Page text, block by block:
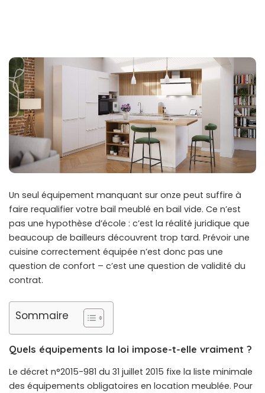
Un seul équipement manquant sur onze peut suffire à
faire requalifier votre bail meublé en bail vide. Ce n’est
pas une hypothèse d’école : c’est la réalité juridique que
beaucoup de bailleurs découvrent trop tard. Prévoir une
cuisine correctement équipée n’est donc pas une
question de confort – c’est une question de validité du
contrat.
Sommaire
Quels équipements la loi impose-t-elle vraiment ?
Le décret n°2015-981 du 31 juillet 2015 fixe la liste minimale
des équipements obligatoires en location meublée. Pour